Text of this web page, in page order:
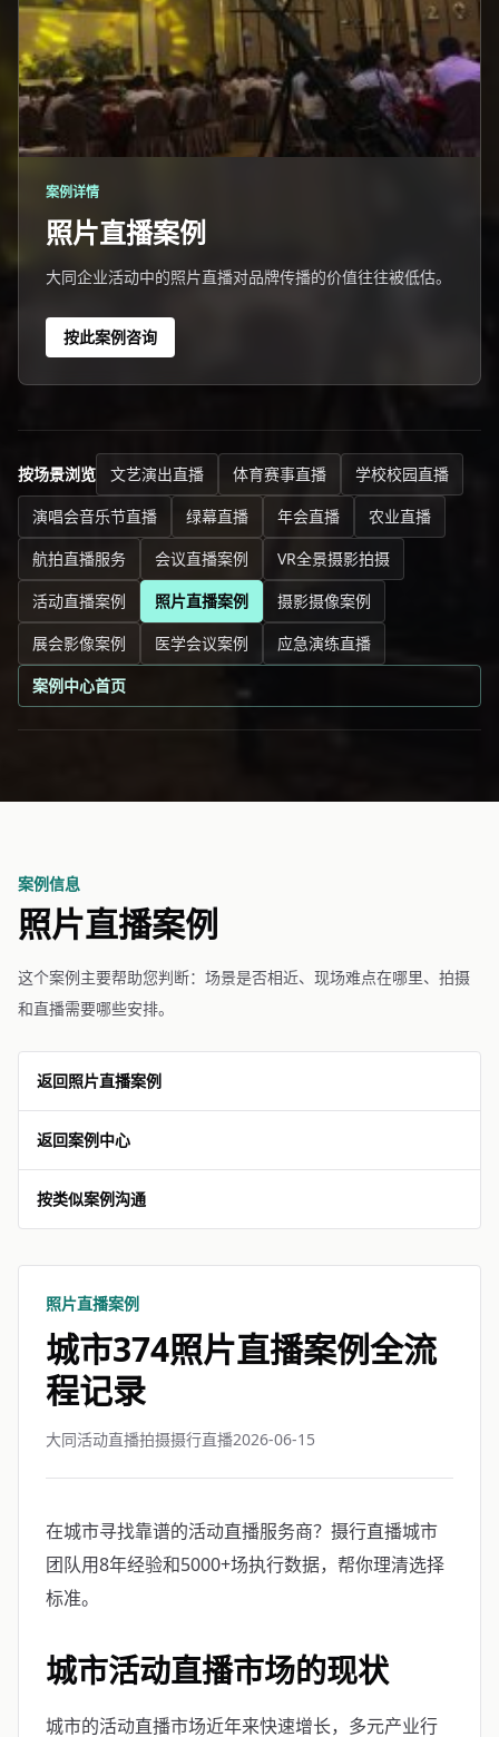
案例详情
照片直播案例
大同企业活动中的照片直播对品牌传播的价值往往被低估。
按此案例咨询
按场景浏览 文艺演出直播 体育赛事直播
学校校园直播
演唱会音乐节直播
绿幕直播 年会直播
农业直播
航拍直播服务
会议直播案例
VR全景摄影拍摄
活动直播案例
照片直播案例
摄影摄像案例
展会影像案例
医学会议案例
应急演练直播
案例中心首页
案例信息
照片直播案例
这个案例主要帮助您判断：场景是否相近、现场难点在哪里、拍摄
和直播需要哪些安排。
返回照片直播案例
返回案例中心
按类似案例沟通
照片直播案例
城市374照片直播案例全流
程记录
大同活动直播拍摄摄行直播2026-06-15
在城市寻找靠谱的活动直播服务商？摄行直播城市
团队用8年经验和5000+场执行数据，帮你理清选择
标准。
城市活动直播市场的现状
城市的活动直播市场近年来快速增长，多元产业行